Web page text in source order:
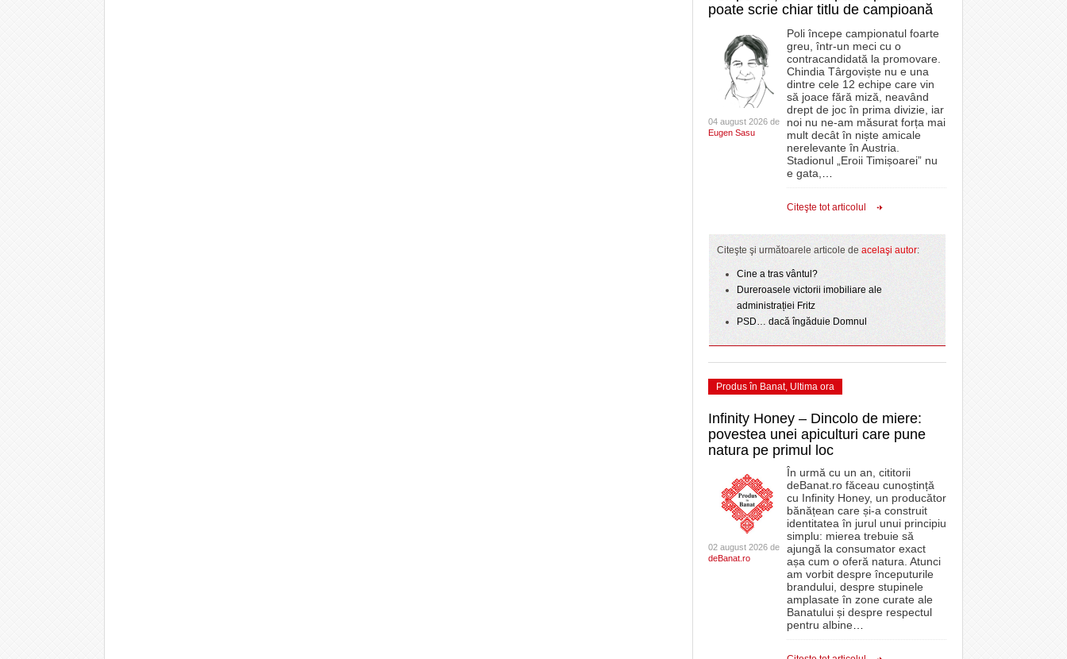
poate scrie chiar titlu de campioană
04 august 2026 de
Eugen Sasu
Poli începe campionatul foarte
greu, într-un meci cu o
contracandidată la promovare.
Chindia Târgoviște nu e una
dintre cele 12 echipe care vin
să joace fără miză, neavând
drept de joc în prima divizie, iar
noi nu ne-am măsurat forța mai
mult decât în niște amicale
nerelevante în Austria.
Stadionul „Eroii Timișoarei” nu
e gata,
Citeşte tot articolul
Citeşte şi următoarele articole de acelaşi autor:
Cine a tras vântul?
Dureroasele victorii imobiliare ale
administrației Fritz
PSD… dacă îngăduie Domnul
Produs în Banat, Ultima ora
Infinity Honey – Dincolo de miere:
povestea unei apiculturi care pune
natura pe primul loc
02 august 2026 de
deBanat.ro
În urmă cu un an, cititorii
deBanat.ro făceau cunoștință
cu Infinity Honey, un producător
bănățean care și-a construit
identitatea în jurul unui principiu
simplu: mierea trebuie să
ajungă la consumator exact
așa cum o oferă natura. Atunci
am vorbit despre începuturile
brandului, despre stupinele
amplasate în zone curate ale
Banatului și despre respectul
pentru albine